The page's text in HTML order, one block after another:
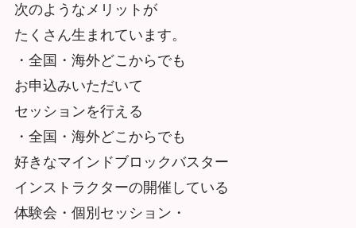
次のようなメリットが
たくさん生まれています。
・全国・海外どこからでも
お申込みいただいて
セッションを行える
・全国・海外どこからでも
好きなマインドブロックバスター
インストラクターの開催している
体験会・個別セッション・